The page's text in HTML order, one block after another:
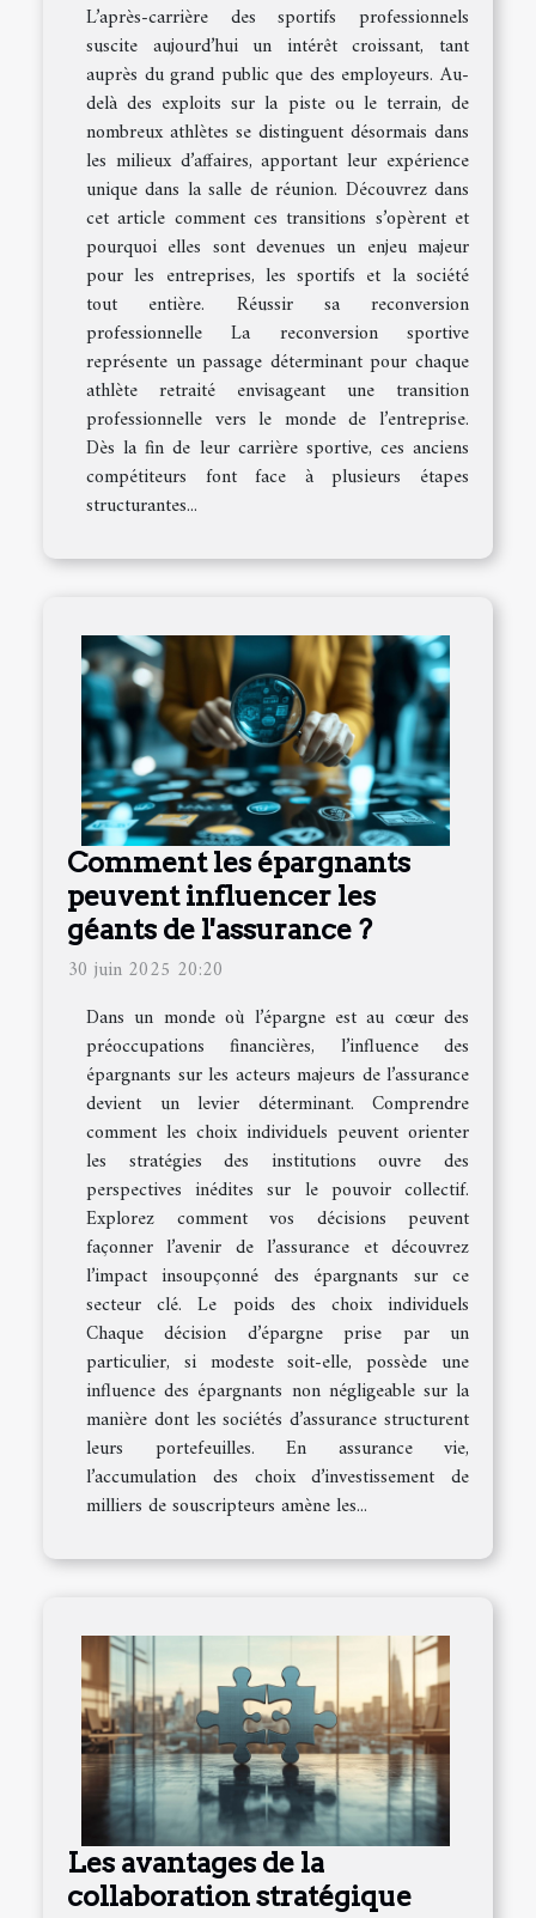
L’après-carrière des sportifs professionnels
suscite aujourd’hui un intérêt croissant, tant
auprès du grand public que des employeurs. Au-
delà des exploits sur la piste ou le terrain, de
nombreux athlètes se distinguent désormais dans
les milieux d’affaires, apportant leur expérience
unique dans la salle de réunion. Découvrez dans
cet article comment ces transitions s’opèrent et
pourquoi elles sont devenues un enjeu majeur
pour les entreprises, les sportifs et la société
tout entière. Réussir sa reconversion
professionnelle La reconversion sportive
représente un passage déterminant pour chaque
athlète retraité envisageant une transition
professionnelle vers le monde de l’entreprise.
Dès la fin de leur carrière sportive, ces anciens
compétiteurs font face à plusieurs étapes
structurantes...
Comment les épargnants
peuvent influencer les
géants de l'assurance ?
30 juin 2025 20:20
Dans un monde où l’épargne est au cœur des
préoccupations financières, l’influence des
épargnants sur les acteurs majeurs de l’assurance
devient un levier déterminant. Comprendre
comment les choix individuels peuvent orienter
les stratégies des institutions ouvre des
perspectives inédites sur le pouvoir collectif.
Explorez comment vos décisions peuvent
façonner l’avenir de l’assurance et découvrez
l’impact insoupçonné des épargnants sur ce
secteur clé. Le poids des choix individuels
Chaque décision d’épargne prise par un
particulier, si modeste soit-elle, possède une
influence des épargnants non négligeable sur la
manière dont les sociétés d’assurance structurent
leurs portefeuilles. En assurance vie,
l’accumulation des choix d’investissement de
milliers de souscripteurs amène les...
Les avantages de la
collaboration stratégique